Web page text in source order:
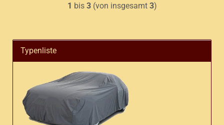
1 bis 3(von insgesamt 3)
Typenliste